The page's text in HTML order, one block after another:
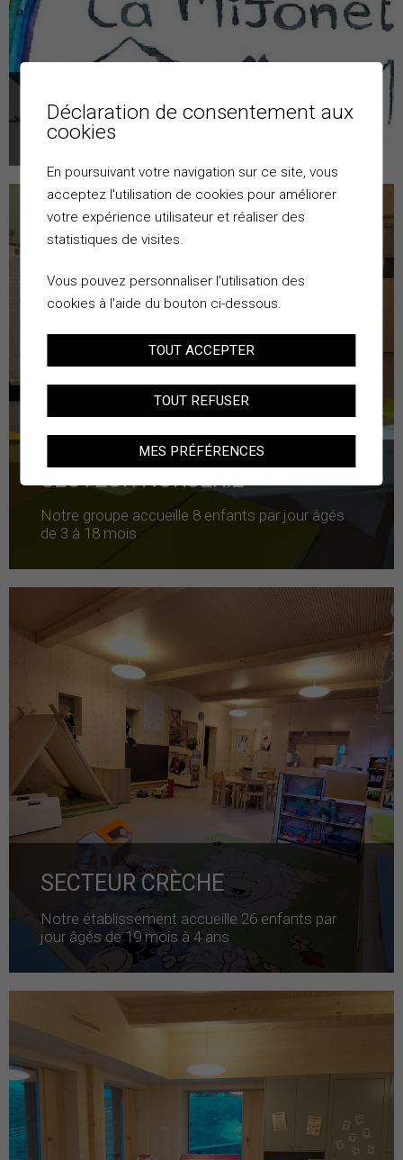
INFORMATIONS GÉNÉRALES
SECTEUR NURSERIE
Notre groupe accueille 8 enfants par jour âgés
de 3 à 18 mois
SECTEUR CRÈCHE
Notre établissement accueille 26 enfants par
jour âgés de 19 mois à 4 ans
Déclaration de consentement aux
cookies
En poursuivant votre navigation sur ce site, vous
acceptez l'utilisation de cookies pour améliorer
votre expérience utilisateur et réaliser des
statistiques de visites.
Vous pouvez personnaliser l'utilisation des
cookies à l'aide du bouton ci-dessous.
TOUT ACCEPTER
TOUT REFUSER
MES PRÉFÉRENCES